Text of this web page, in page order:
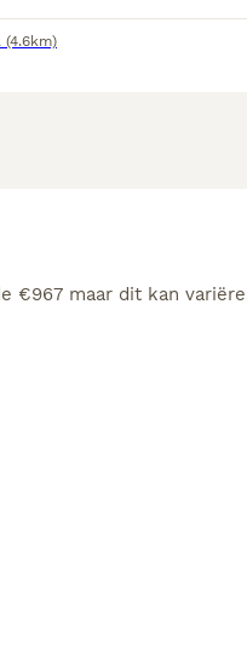
(4.6km)
€967 maar dit kan